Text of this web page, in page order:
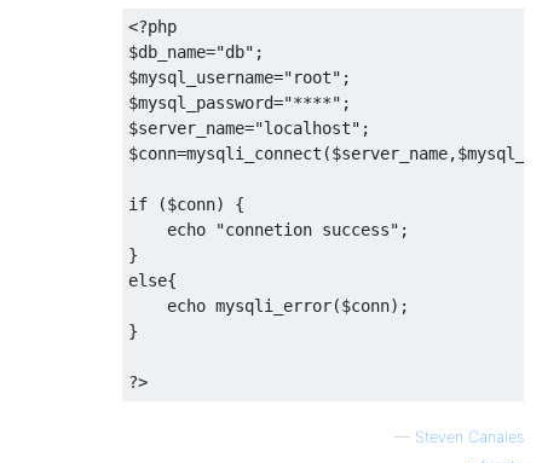
<?php
$db_name="db" ;
$mysql_username="root" ;
$mysql_password="****" ;
$server_name="localhost" ;
if ($conn) {
echo
"connetion success" ;
else{
echo mysqli_error($conn);
}
?>
— Steven Canales